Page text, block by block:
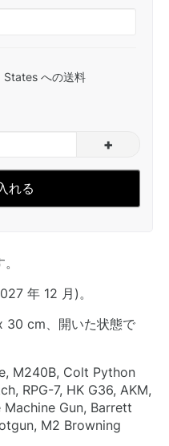
への送料
+
れる
年 12 月)。
30 cm、開いた状態で
M240B, Colt Python
RPG-7, HK G36, AKM,
Gun, Barrett
M2 Browning